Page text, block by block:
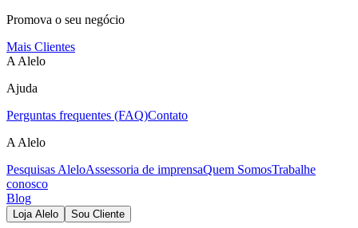
Promova o seu negócio
Mais Clientes
A Alelo
Ajuda
Perguntas frequentes (FAQ)Contato
A Alelo
Pesquisas AleloAssessoria de imprensaQuem SomosTrabalhe
conosco
Blog
Loja Alelo Sou Cliente